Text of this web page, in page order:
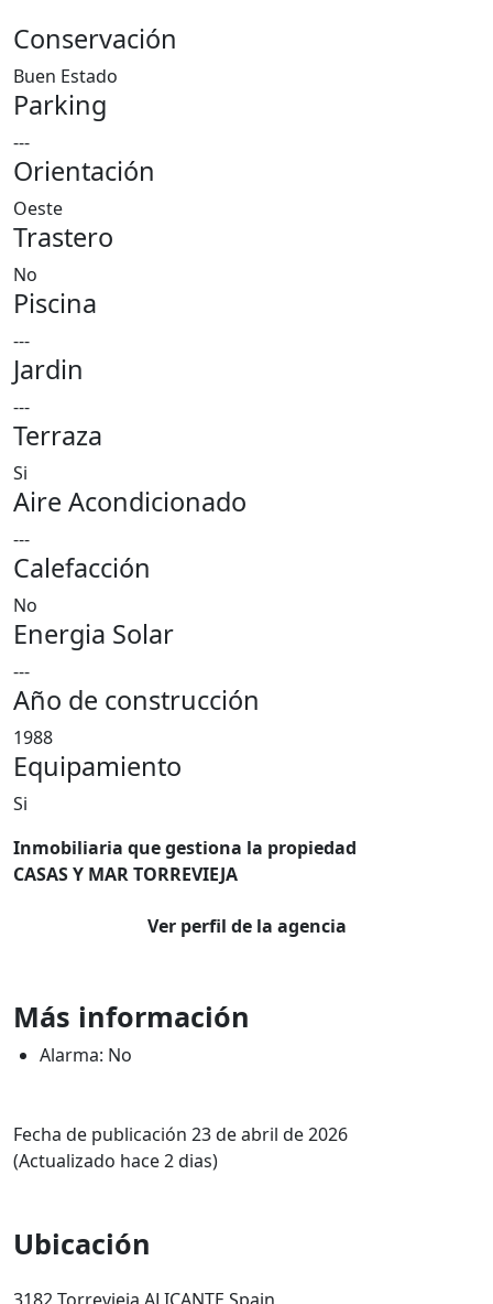
Conservación
Buen Estado
Parking
---
Orientación
Oeste
Trastero
No
Piscina
---
Jardin
---
Terraza
Si
Aire Acondicionado
---
Calefacción
No
Energia Solar
---
Año de construcción
1988
Equipamiento
Si
Inmobiliaria que gestiona la propiedad
CASAS Y MAR TORREVIEJA
Ver perfil de la agencia
Más información
Alarma: No
Fecha de publicación 23 de abril de 2026
(Actualizado hace 2 dias)
Ubicación